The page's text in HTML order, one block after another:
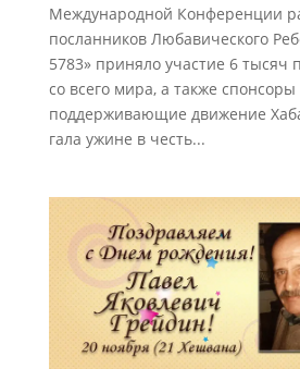
Международной Конференции
посланников Любавического
5783» приняло участие 6 тысяч
со всего мира, а также
поддерживающие движение
гала ужине в честь...